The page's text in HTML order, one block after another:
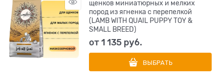
щенков миниатюрных и мелких
пород из ягненка с перепелкой
(LAMB WITH QUAIL PUPPY TOY &
SMALL BREED)
от1 135 руб.
ВЫБРАТЬ